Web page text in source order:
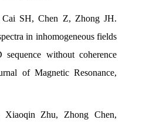
SH, Chen Z, Zhong JH.
in inhomogeneous fields
without coherence
of Magnetic Resonance,
Xiaoqin Zhu, Zhong Chen,